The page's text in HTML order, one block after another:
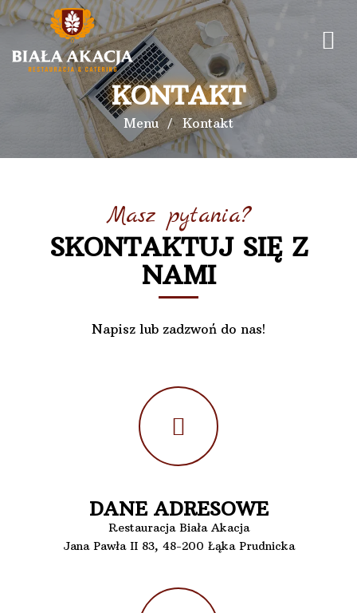
KONTAKT
Menu Kontakt
Masz pytania?
SKONTAKTUJ SIĘ Z
NAMI
Napisz lub zadzwoń do nas!
DANE ADRESOWE
Restauracja Biała Akacja
Jana Pawła II 83, 48-200 Łąka Prudnicka